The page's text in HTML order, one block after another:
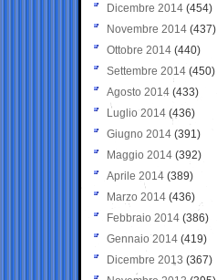
Dicembre 2014 (454)
Novembre 2014 (437)
Ottobre 2014 (440)
Settembre 2014 (450)
Agosto 2014 (433)
Luglio 2014 (436)
Giugno 2014 (391)
Maggio 2014 (392)
Aprile 2014 (389)
Marzo 2014 (436)
Febbraio 2014 (386)
Gennaio 2014 (419)
Dicembre 2013 (367)